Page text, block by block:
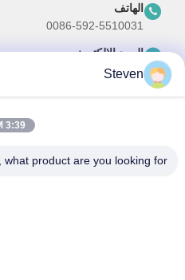
الهاتف
0086-592-5510031
البريد الإلكتروني
steven@winley-electric.com
اشترك في نشرتنا الإخبارية
Steven
3:39 AM
what product are you looking for?